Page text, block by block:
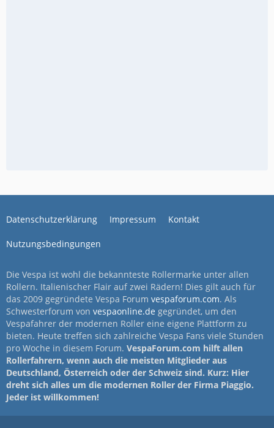
Datenschutzerklärung Impressum Kontakt
Nutzungsbedingungen
Die Vespa ist wohl die bekannteste Rollermarke unter allen
Rollern. Italienischer Flair auf zwei Rädern! Dies gilt auch für
das 2009 gegründete Vespa Forum vespaforum.com. Als
Schwesterforum von vespaonline.de gegründet, um den
Vespafahrer der modernen Roller eine eigene Plattform zu
bieten. Heute treffen sich zahlreiche Vespa Fans viele Stunden
pro Woche in diesem Forum. VespaForum.com hilft allen
Rollerfahrern, wenn auch die meisten Mitglieder aus
Deutschland, Österreich oder der Schweiz sind. Kurz: Hier
dreht sich alles um die modernen Roller der Firma Piaggio.
Jeder ist willkommen!